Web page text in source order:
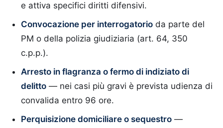
e attiva specifici diritti difensivi.
Convocazione per interrogatorio da parte del
PM o della polizia giudiziaria (art. 64, 350
c.p.p.).
Arresto in flagranza o fermo di indiziato di
delitto — nei casi più gravi è prevista udienza di
convalida entro 96 ore.
Perquisizione domiciliare o sequestro —